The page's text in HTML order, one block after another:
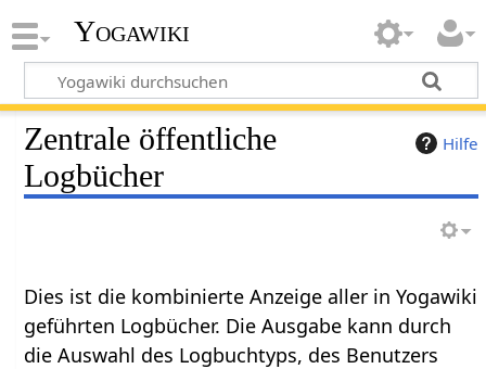
Yogawiki
Hilfe
Zentrale öffentliche
Logbücher
Dies ist die kombinierte Anzeige aller in Yogawiki
geführten Logbücher. Die Ausgabe kann durch
die Auswahl des Logbuchtyps, des Benutzers